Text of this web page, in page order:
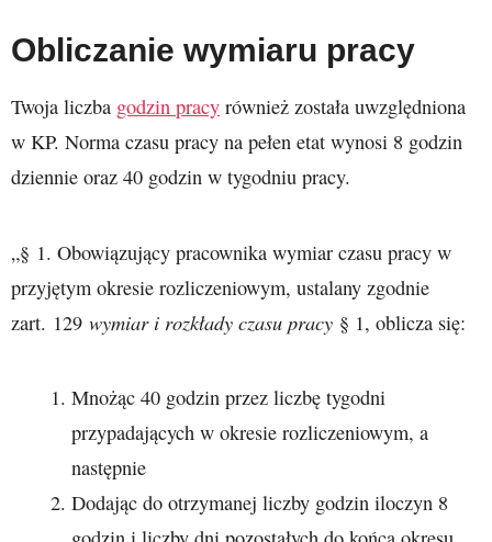
Obliczanie wymiaru pracy
Twoja liczba godzin pracy również została uwzględniona
w KP. Norma czasu pracy na pełen etat wynosi 8 godzin
dziennie oraz 40 godzin w tygodniu pracy.
„§ 1. Obowiązujący pracownika wymiar czasu pracy w
przyjętym okresie rozliczeniowym, ustalany zgodnie
zart. 129 wymiar i rozkłady czasu pracy § 1, oblicza się:
Mnożąc 40 godzin przez liczbę tygodni
przypadających w okresie rozliczeniowym, a
następnie
Dodając do otrzymanej liczby godzin iloczyn 8